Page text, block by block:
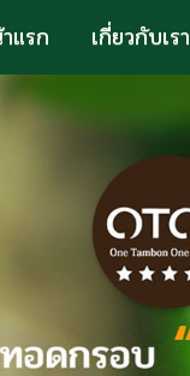
แรก เกี่ยวกับเรา